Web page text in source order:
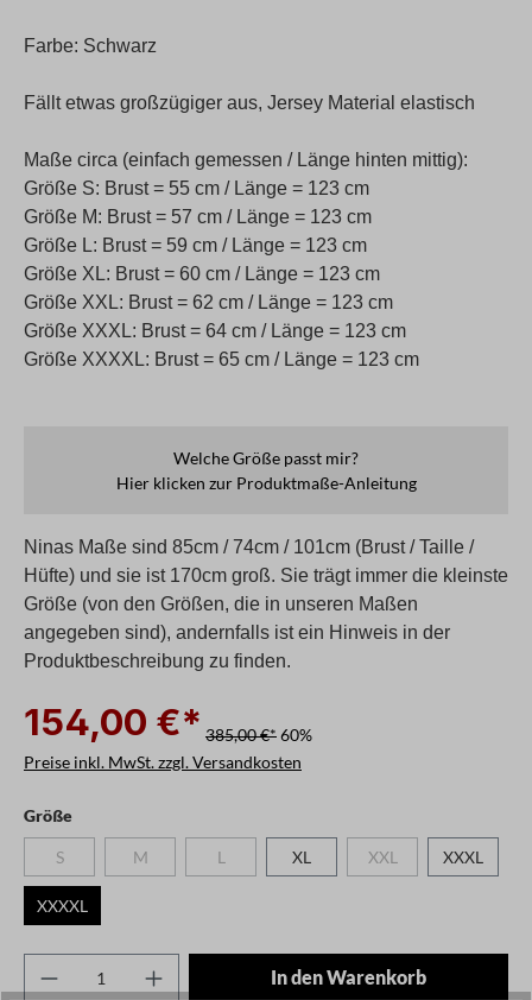
Farbe: Schwarz
Fällt etwas großzügiger aus, Jersey Material elastisch
Maße circa (einfach gemessen / Länge hinten mittig):
Größe S: Brust = 55 cm / Länge = 123 cm
Größe M: Brust = 57 cm / Länge = 123 cm
Größe L: Brust = 59 cm / Länge = 123 cm
Größe XL: Brust = 60 cm / Länge = 123 cm
Größe XXL: Brust = 62 cm / Länge = 123 cm
Größe XXXL: Brust = 64 cm / Länge = 123 cm
Größe XXXXL: Brust = 65 cm / Länge = 123 cm
Welche Größe passt mir?
Hier klicken zur Produktmaße-Anleitung
Ninas Maße sind 85cm / 74cm / 101cm (Brust / Taille /
Hüfte) und sie ist 170cm groß. Sie trägt immer die kleinste
Größe (von den Größen, die in unseren Maßen
angegeben sind), andernfalls ist ein Hinweis in der
Produktbeschreibung zu finden.
154,00 €* 385,00 €*60%
Preise inkl. MwSt. zzgl. Versandkosten
Größeauswählen
S
(Diese Option ist zurzeit nicht verfügbar.)
M(Diese Option ist zurzeit nicht verfügbar.)
L(Diese Option ist zurzeit nicht verfügbar.)
XL XXL(Diese Option ist
XXXL
XXXXL
Produkt Anzahl: Gib den gewünschten
In den Warenkorb